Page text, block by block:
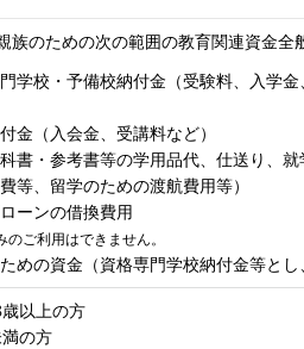
族のための次の範囲の教育関連資金全
学校・予備校納付金（受験料、入学
金（入会金、受講料など）
書・参考書等の学用品代、仕送り、
等、留学のための渡航費用等）
ーンの借換費用
ご利用はできません。
めの資金（資格専門学校納付金等とし
以上の方
の方